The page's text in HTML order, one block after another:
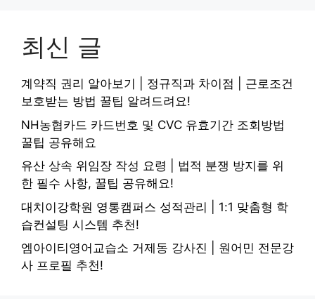
최신 글
계약직 권리 알아보기 | 정규직과 차이점 | 근로조건
보호받는 방법 꿀팁 알려드려요!
NH농협카드 카드번호 및 CVC 유효기간 조회방법
꿀팁 공유해요
유산 상속 위임장 작성 요령 | 법적 분쟁 방지를 위
한 필수 사항, 꿀팁 공유해요!
대치이강학원 영통캠퍼스 성적관리 | 1:1 맞춤형 학
습컨설팅 시스템 추천!
엠아이티영어교습소 거제동 강사진 | 원어민 전문강
사 프로필 추천!